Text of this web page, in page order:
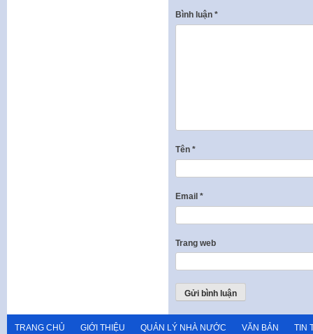
Bình luận *
Tên *
Email *
Trang web
TRANG CHỦ GIỚI THIỆU QUẢN LÝ NHÀ NƯỚC VĂN BẢN TIN